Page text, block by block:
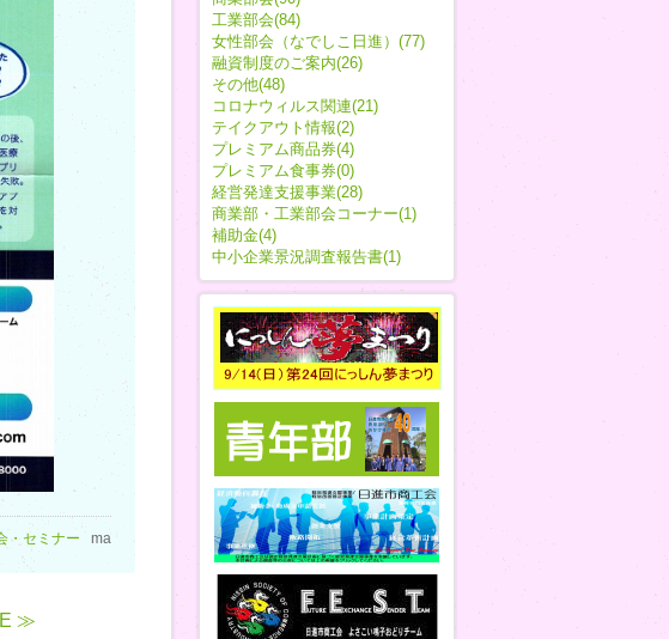
工業部会(84)
女性部会（なでしこ日進）(77)
融資制度のご案内(26)
その他(48)
コロナウィルス関連(21)
テイクアウト情報(2)
プレミアム商品券(4)
プレミアム食事券(0)
経営発達支援事業(28)
商業部・工業部会コーナー(1)
補助金(4)
中小企業景況調査報告書(1)
・セミナー ma
≫